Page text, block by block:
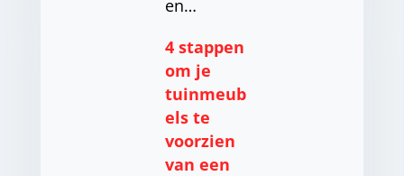
en…
4 stappen
om je
tuinmeub
els te
voorzien
van een